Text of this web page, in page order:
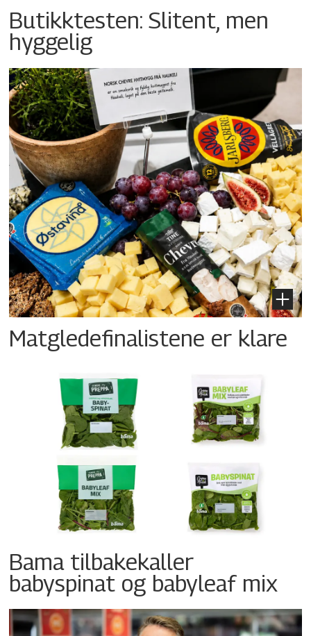
Butikktesten: Slitent, men
hyggelig
Matgledefinalistene er klare
Bama tilbakekaller
babyspinat og babyleaf mix